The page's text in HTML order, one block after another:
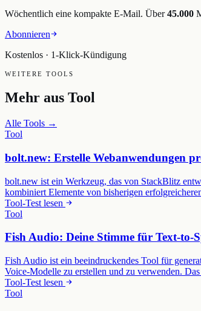
Wöchentlich eine kompakte E-Mail. Über 45.000
Abonnieren
Kostenlos · 1-Klick-Kündigung
WEITERE TOOLS
Mehr aus Tool
Alle Tools →
Tool
bolt.new: Erstelle Webanwendungen
bolt.new ist ein Werkzeug, das von StackBlitz
kombiniert Elemente von bisherigen
Tool-Test lesen
Tool
Fish Audio: Deine Stimme für Text-to-
Fish Audio ist ein beeindruckendes Tool für
Voice-Modelle zu erstellen und zu verwenden.
Tool-Test lesen
Tool